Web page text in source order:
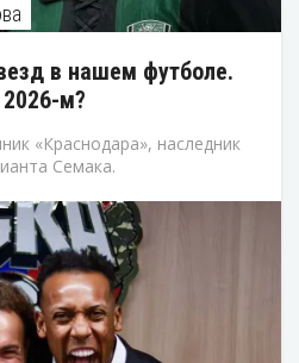
в нашем футболе.
м?
«Краснодара», наследник
Семака.